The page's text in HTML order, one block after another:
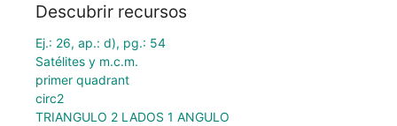
Descubrir recursos
Ej.: 26, ap.: d), pg.: 54
Satélites y m.c.m.
primer quadrant
circ2
TRIANGULO 2 LADOS 1 ANGULO